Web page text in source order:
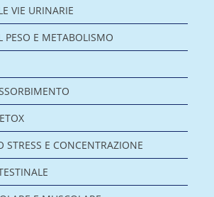
VIE URINARIE
PESO E METABOLISMO
STRESS E CONCENTRAZIONE